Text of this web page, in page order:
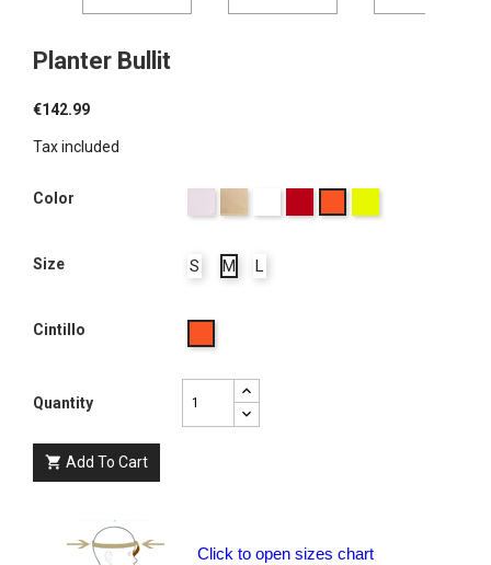
Planter Bullit
€142.99
Tax included
Color
palo
limón
Size S M L
Cintillo
Quantity
 Add To Cart
Click to open sizes chart